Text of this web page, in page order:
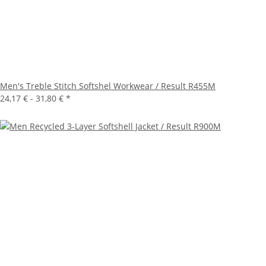
Men's Treble Stitch Softshel Workwear / Result R455M
24,17 € - 31,80 € *